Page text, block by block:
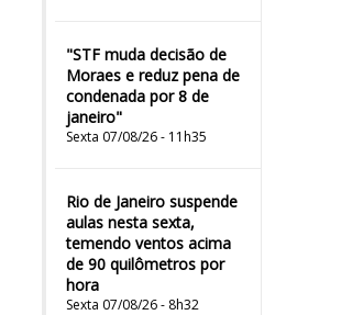
"STF muda decisão de
Moraes e reduz pena de
condenada por 8 de
janeiro"
Sexta 07/08/26 - 11h35
Rio de Janeiro suspende
aulas nesta sexta,
temendo ventos acima
de 90 quilômetros por
hora
Sexta 07/08/26 - 8h32